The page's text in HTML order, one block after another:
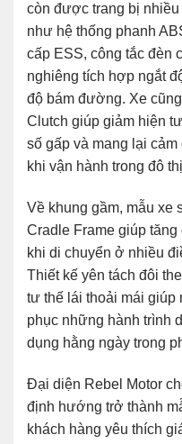
còn được trang bị
như hệ thống phanh
cấp ESS, công tắc đèn
nghiêng tích hợp ngắt
độ bám đường. Xe
Clutch giúp giảm hiện
số gấp và mang lại
khi vận hành trong đô
Về khung gầm, mẫu xe
Cradle Frame giúp
khi di chuyển ở nhiều
Thiết kế yên tách đôi
tư thế lái thoải mái
phục những hành trình
dụng hằng ngày trong
Đại diện Rebel Motor
định hướng trở thành
khách hàng yêu thích